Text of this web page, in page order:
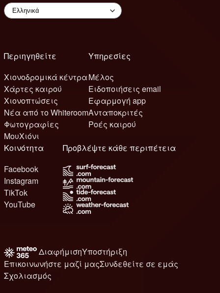
Περιηγηθείτε
Χιονοδρομικά κέντρα
Χάρτες καιρού
Χιονοπτώσεις
Νέα από το Whiteroom
Φωτογραφίες
ΜουΧιόνι
Υπηρεσίες
Μέλος
Ειδοποιήσεις email
Εφαρμογή app
Ανταποκριτές
Ροές καιρού
Κοινότητα
Facebook
Instagram
TikTok
YouTube
Προβλέψτε κάθε περιπέτεια
ΔιαφήμισηΥποστήριξη
Επικοινωνήστε μαζί μαςΣυνδεθείτε σε εμάς
Σχολιασμός